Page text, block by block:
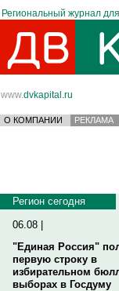
Региональный журнал
www.dvkapital.ru
О КОМПАНИИ РЕКЛАМА
Регион сегодня
06.08 |
"Единая Россия"
первую строку в
избирательном
выборах в Госдуму